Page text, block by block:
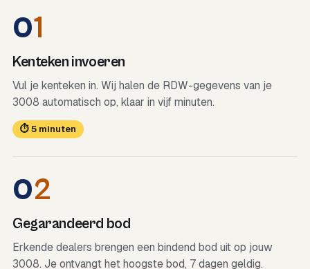
01
Kenteken invoeren
Vul je kenteken in. Wij halen de RDW-gegevens van je
3008 automatisch op, klaar in vijf minuten.
⏱ 5 minuten
02
Gegarandeerd bod
Erkende dealers brengen een bindend bod uit op jouw
3008. Je ontvangt het hoogste bod, 7 dagen geldig.